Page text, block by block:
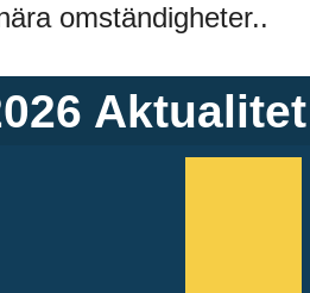
omständigheter..
Aktualitet